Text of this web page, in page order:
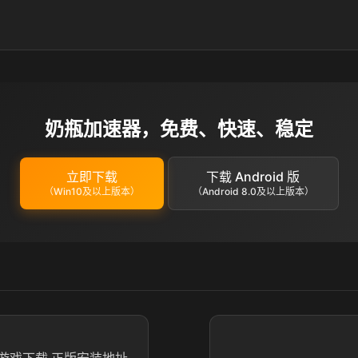
奶瓶加速器，免费、快速、稳定
立即下载
（Win10及以上版本）
下载 Android 版
（Android 8.0及以上版本）